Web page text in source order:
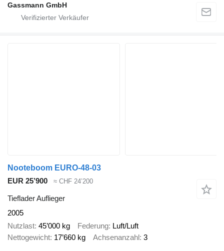
Gassmann GmbH
Nooteboom EURO-48-03
EUR 25’900
≈ CHF 24’200
Tieflader Auflieger
2005
Nutzlast 45’000 kg Federung Luft/Luft
Nettogewicht 17’660 kg Achsenanzahl 3